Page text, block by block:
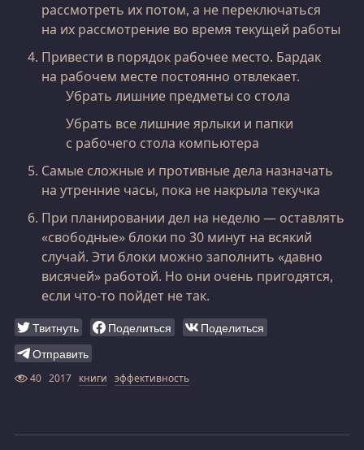
рассмотреть их потом, а не переключаться
на их рассмотрение во время текущей работы
Привести в порядок рабочее место. Бардак
на рабочем месте постоянно отвлекает.
Убрать лишние предметы со стола
Убрать все лишние ярлыки и папки
с рабочего стола компьютера
Самые сложные и противные дела назначать
на утренние часы, пока не накрыла текучка
При планировании дел на неделю — оставлять
«свободные» блоки по 30 минут на всякий
случай. Эти блоки можно заполнить «давно
висячей» работой. Но они очень пригодятся,
если что-то пойдет не так.
Твитнуть Поделиться
Поделиться
Отправить
40 2017 книги эффективность